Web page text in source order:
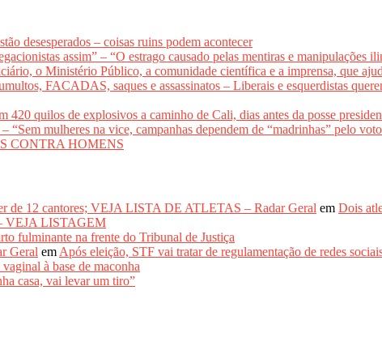
desesperados – coisas ruins podem acontecer
assim” – “O estrago causado pelas mentiras e manipulações
o Ministério Público, a comunidade científica e a imprensa, que
FACADAS, saques e assassinatos – Liberais e esquerdistas
quilos de explosivos a caminho de Cali, dias antes da posse
mulheres na vice, campanhas dependem de “madrinhas” pelo
CONTRA HOMENS
12 cantores; VEJA LISTA DE ATLETAS – Radar Geral em Dois
– VEJA LISTAGEM
fulminante na frente do Tribunal de Justiça
Geral em Após eleição, STF vai tratar de regulamentação de redes
à base de maconha
casa, vai levar um tiro”